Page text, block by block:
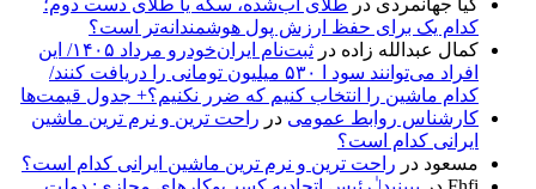
کیا جهانمردی در طلای آب‌شده، سکه یا طلای دست دوم؛
کدام یک برای حفظ ارزش پول هوشمندانه‌تر است؟
کمال عبدالله زاده در
ثبت‌نام ایران‌خودرو مرداد ۱۴۰۵/ این
افراد می‌توانند سود ا ۵۳۰ میلیون تومانی را دریافت کنند/
کدام ماشین را انتخاب کنیم که ضرر نکنیم؟+ جدول قیمت‌ها
کارشناس روابط عمومی در راحت ترین و نرم ترین ماشین
ایرانی کدام است؟
مسعود در راحت ترین و نرم ترین ماشین ایرانی کدام است؟